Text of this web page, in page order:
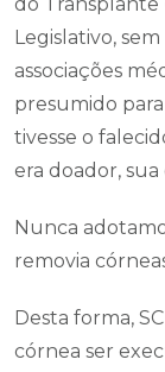
Legislativo,
associações
presumido
tivesse o
era doador,
Nunca
removia
Desta forma,
córnea ser